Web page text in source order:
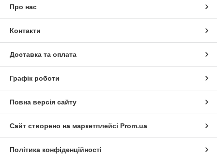
Про нас
Контакти
Доставка та оплата
Графік роботи
Повна версія сайту
Сайт створено на маркетплейсі Prom.ua
Політика конфіденційності